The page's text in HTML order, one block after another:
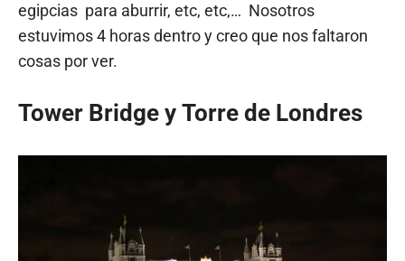
egipcias para aburrir, etc, etc,… Nosotros
estuvimos 4 horas dentro y creo que nos faltaron
cosas por ver.
Tower Bridge y Torre de Londres